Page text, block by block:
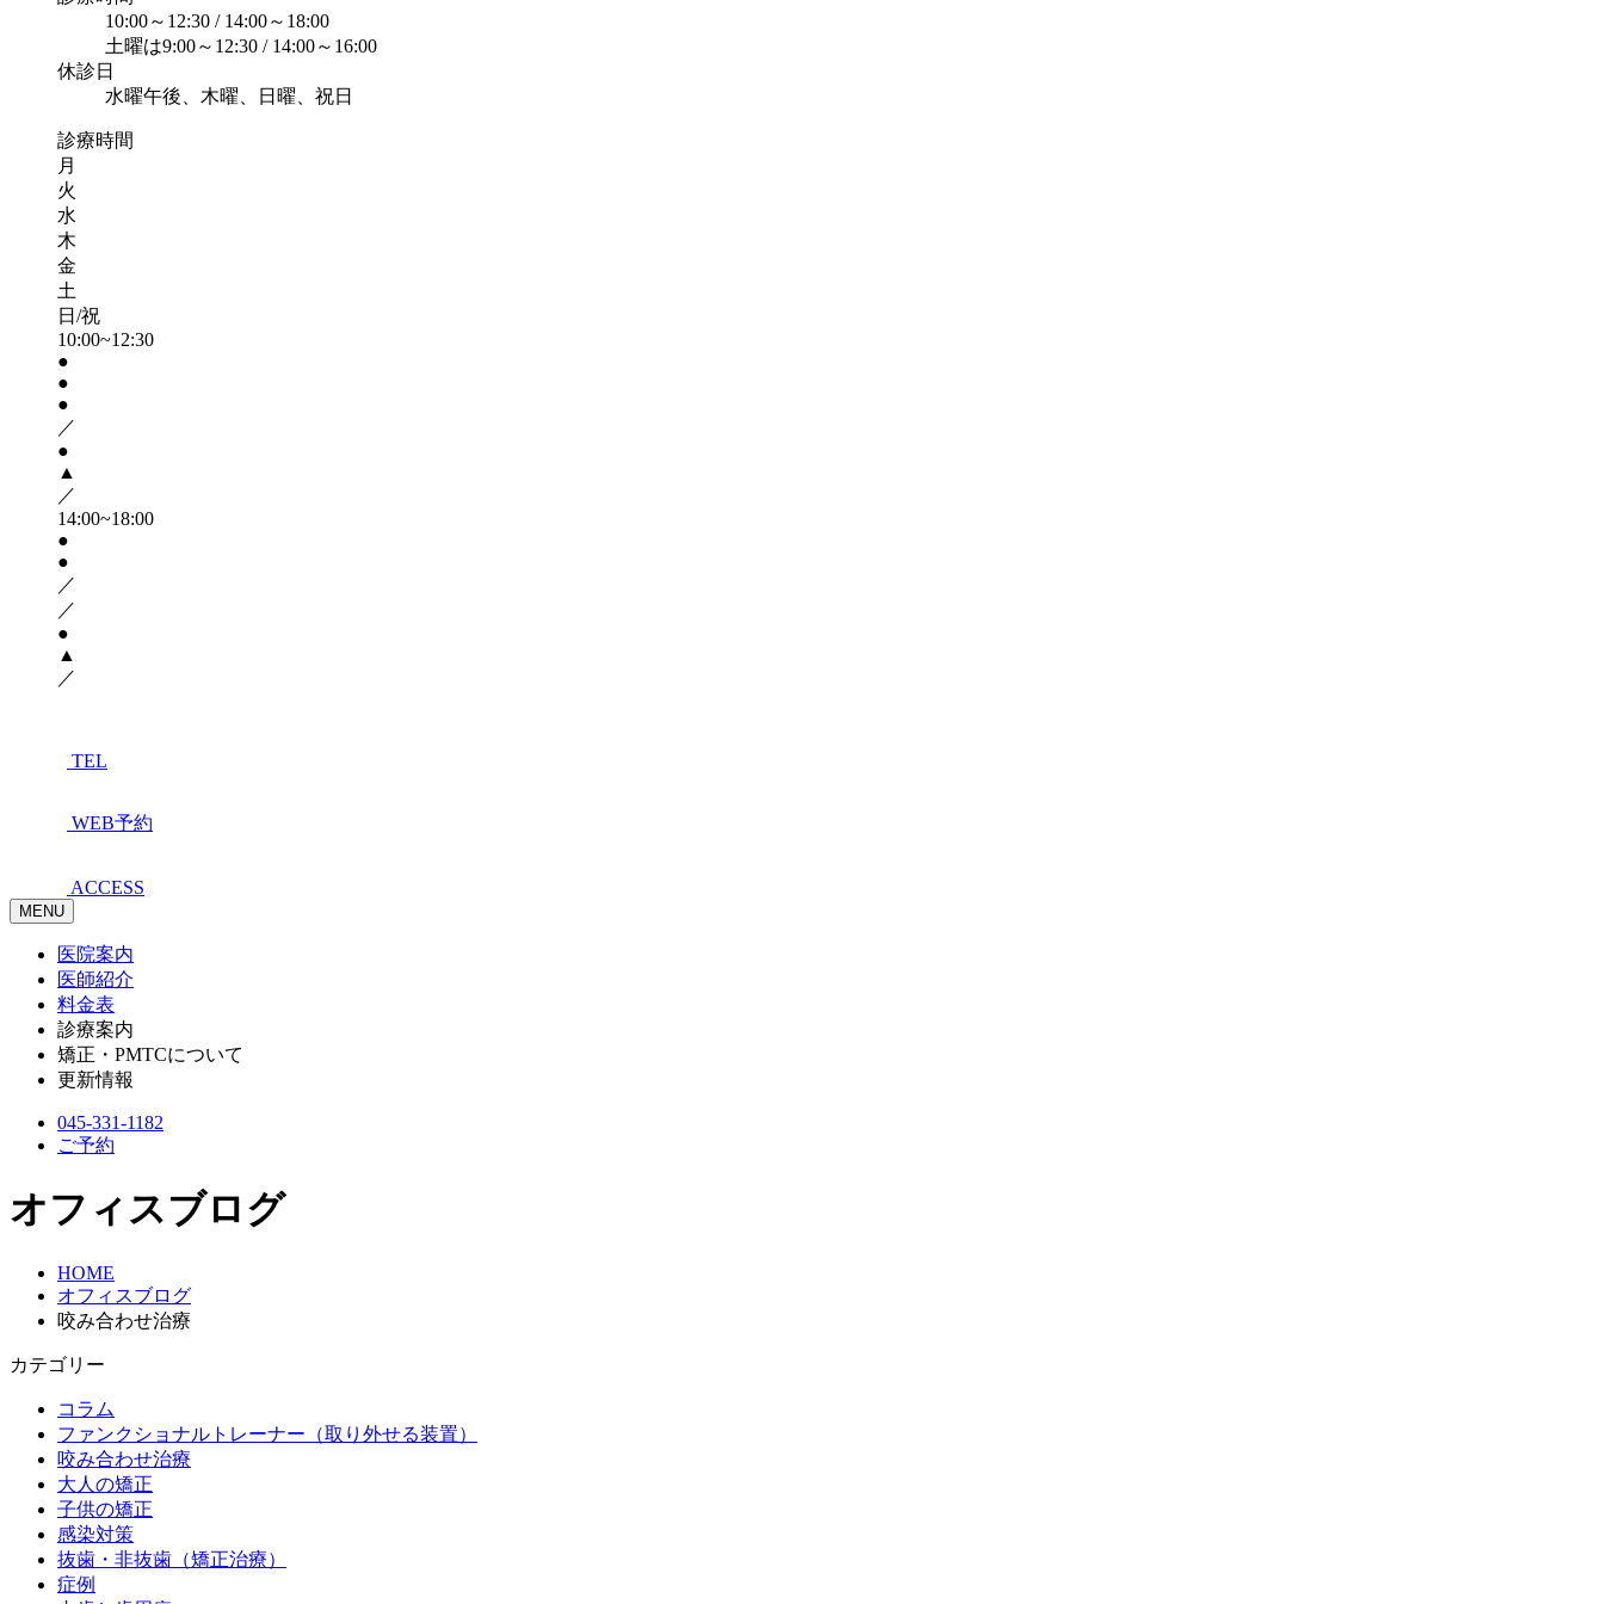
10:00～12:30 / 14:00～18:00
土曜は9:00～12:30 / 14:00～16:00
休診日
水曜午後、木曜、日曜、祝日
診療時間
月
火
水
木
金
土
日/祝
10:00~12:30
●
●
●
／
●
▲
／
14:00~18:00
●
●
／
／
●
▲
／
TEL
WEB予約
ACCESS
MENU
医院案内
医師紹介
料金表
診療案内
矯正・PMTCについて
更新情報
045-331-1182
ご予約
オフィスブログ
HOME
オフィスブログ
咬み合わせ治療
カテゴリー
コラム
ファンクショナルトレーナー（取り外せる装置）
咬み合わせ治療
大人の矯正
子供の矯正
感染対策
抜歯・非抜歯（矯正治療）
症例